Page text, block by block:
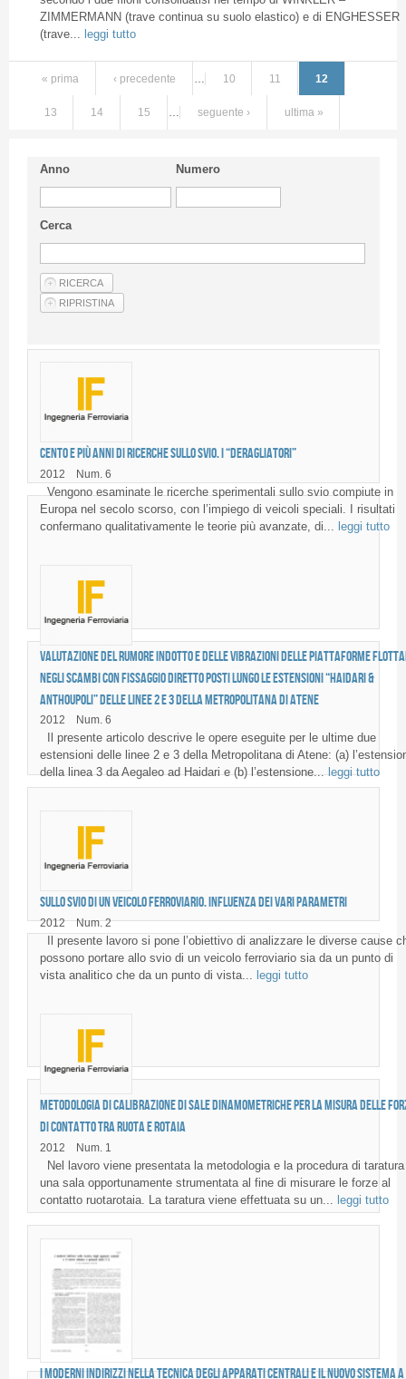
ZIMMERMANN (trave continua su suolo elastico) e di ENGHESSER
(trave... leggi tutto
« prima ‹ precedente 10 11 12
13 14 15 … seguente › ultima »
Anno Numero
Cerca
Cento e più anni di ricerche sullo svio. I “deragliatori”
2012 Num. 6
Vengono esaminate le ricerche sperimentali sullo svio compiute in
Europa nel secolo scorso, con l’impiego di veicoli speciali. I risultati
confermano qualitativamente le teorie più avanzate, di... leggi tutto
Valutazione del rumore indotto e delle vibrazioni delle piattaforme
negli scambi con fissaggio diretto posti lungo le estensioni “Haidari &
Anthoupoli” delle linee 2 e 3 della metropolitana di Atene
2012 Num. 6
Il presente articolo descrive le opere eseguite per le ultime due
estensioni delle linee 2 e 3 della Metropolitana di Atene: (a)
della linea 3 da Aegaleo ad Haidari e (b) l’estensione...leggi tutto
Sullo svio di un veicolo ferroviario. Influenza dei vari parametri
2012 Num. 2
Il presente lavoro si pone l’obiettivo di analizzare le diverse cause
possono portare allo svio di un veicolo ferroviario sia da un punto di
vista analitico che da un punto di vista... leggi tutto
Metodologia di calibrazione di sale dinamometriche per la misura delle
di contatto tra ruota e rotaia
2012 Num. 1
Nel lavoro viene presentata la metodologia e la procedura di
una sala opportunamente strumentata al fine di misurare le forze al
contatto ruotarotaia. La taratura viene effettuata su un... leggi tutto
I MODERNI INDIRIZZI NELLA TECNICA DEGLI APPARATI CENTRALI E IL NUOVO SISTEMA A